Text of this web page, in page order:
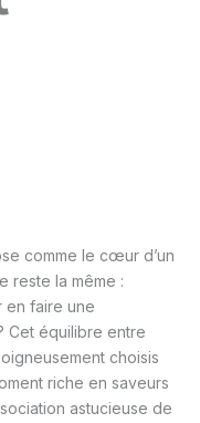
comme le cœur d’un
reste la même :
en faire une
Cet équilibre entre
choisis
riche en saveurs
astucieuse de